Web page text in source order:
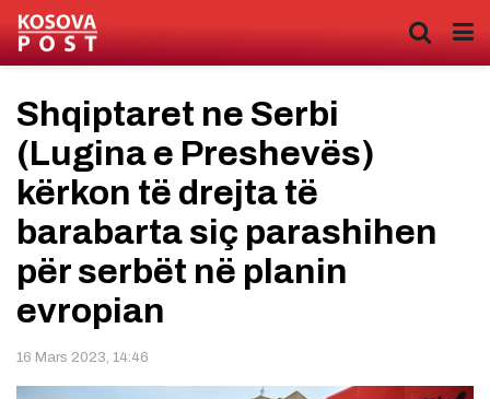
Shqiptaret ne Serbi
(Lugina e Preshevës)
kërkon të drejta të
barabarta siç parashihen
për serbët në planin
evropian
16 Mars 2023, 14:46